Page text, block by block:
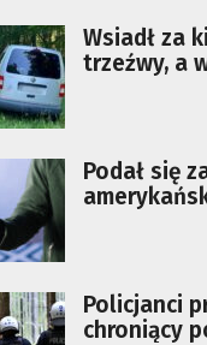
Wsiadł za
trzeźwy, a
Podał się
Policjanci
chroniący